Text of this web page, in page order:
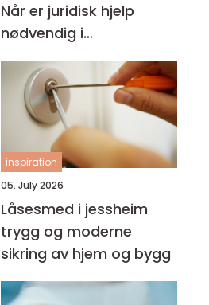
Når er juridisk hjelp
nødvendig i
arbeidslivet?
inspiration
05. July 2026
Låsesmed i jessheim
trygg og moderne
sikring av hjem og bygg